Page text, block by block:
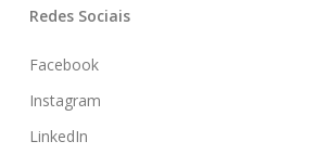
Redes Sociais
Facebook
Instagram
LinkedIn